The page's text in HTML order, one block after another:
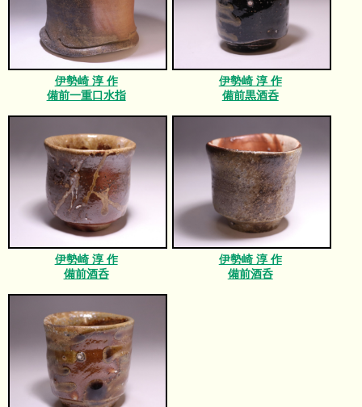
伊勢崎 淳 作
備前一重口水指
伊勢崎 淳 作
備前黒酒呑
伊勢崎 淳 作
備前酒呑
伊勢崎 淳 作
備前酒呑